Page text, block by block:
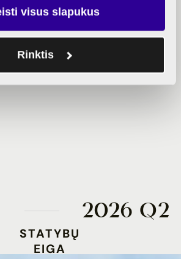
visus slapukus
Rinktis
STATYBŲ
EIGA
2026 Q2